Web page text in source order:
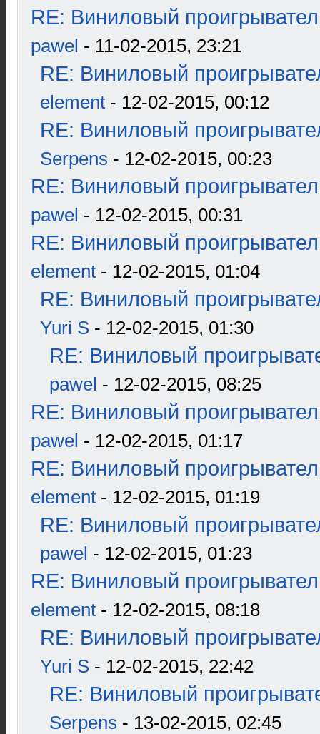
RE: Виниловый
pawel - 11-02-2015, 23:21
RE: Виниловый
element - 12-02-2015, 00:12
RE: Виниловый
Serpens - 12-02-2015, 00:23
RE: Виниловый
pawel - 12-02-2015, 00:31
RE: Виниловый
element - 12-02-2015, 01:04
RE: Виниловый
Yuri S - 12-02-2015, 01:30
RE: Виниловый
pawel - 12-02-2015, 08:25
RE: Виниловый
pawel - 12-02-2015, 01:17
RE: Виниловый
element - 12-02-2015, 01:19
RE: Виниловый
pawel - 12-02-2015, 01:23
RE: Виниловый
element - 12-02-2015, 08:18
RE: Виниловый
Yuri S - 12-02-2015, 22:42
RE: Виниловый
Serpens - 13-02-2015, 02:45